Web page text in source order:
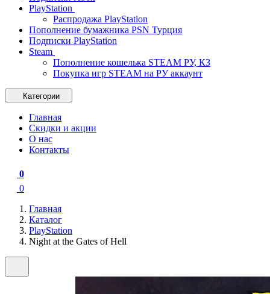
PlayStation
Распродажа PlayStation
Пополнение бумажника PSN Турция
Подписки PlayStation
Steam
Пополнение кошелька STEAM РУ, КЗ
Покупка игр STEAM на РУ аккаунт
Категории
Главная
Скидки и акции
О нас
Контакты
0
0
Главная
Каталог
PlayStation
Night at the Gates of Hell